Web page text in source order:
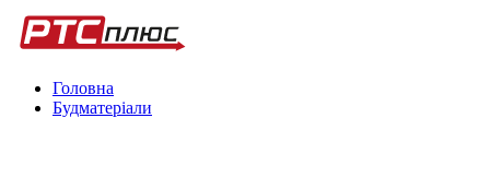
Головна
Будматеріали